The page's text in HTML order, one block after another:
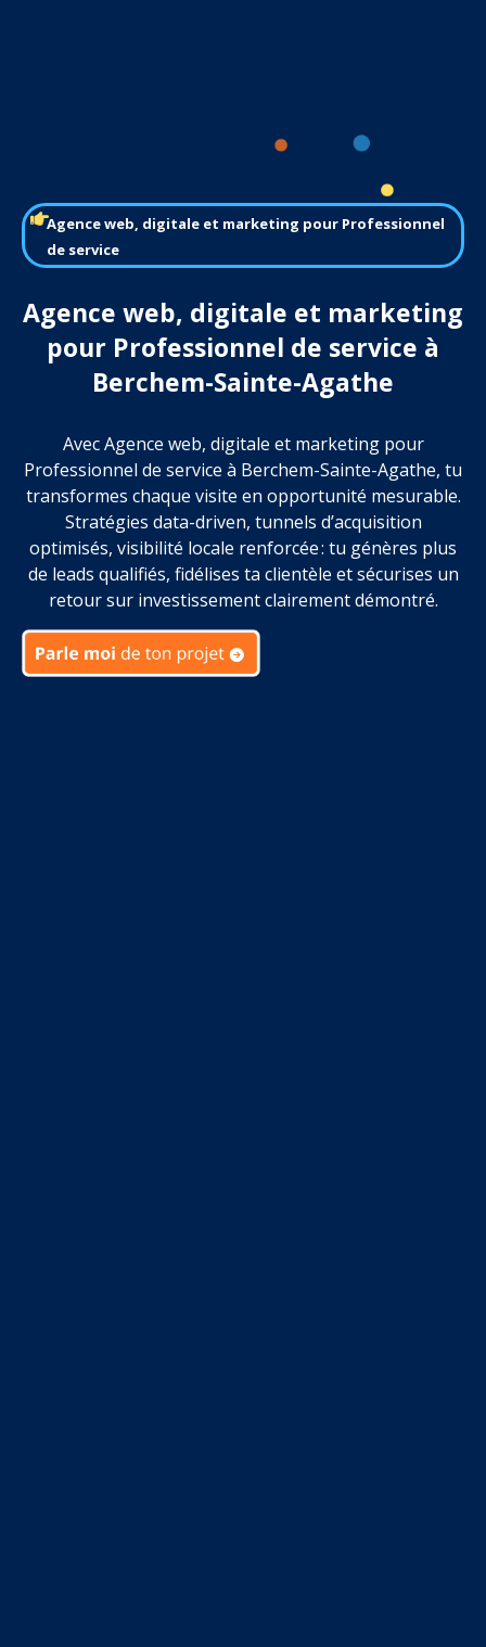
Agence web, digitale et marketing pour Professionnel
de service
Agence web, digitale et marketing
pour Professionnel de service à
Berchem-Sainte-Agathe
Avec Agence web, digitale et marketing pour
Professionnel de service à Berchem-Sainte-Agathe, tu
transformes chaque visite en opportunité mesurable.
Stratégies data-driven, tunnels d’acquisition
optimisés, visibilité locale renforcée : tu génères plus
de leads qualifiés, fidélises ta clientèle et sécurises un
retour sur investissement clairement démontré.